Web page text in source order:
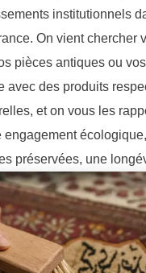
institutionnels
On vient chercher
pièces antiques ou
avec des produits
et on vous les
engagement
préservées, une